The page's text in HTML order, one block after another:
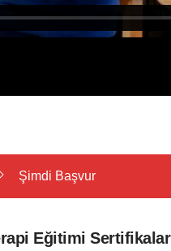
Şimdi Başvur
Eğitimi